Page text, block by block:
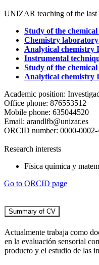
UNIZAR teaching of the last
Study of the
Chemistry laboratory
Analytical chemistry
Instrumental
Study of the
Analytical chemistry
Academic position:
Office phone: 876553512
Mobile phone: 635044520
Email: arandlfb@unizar.es
ORCID number: 0000-
Research interests
Física química y
Go to ORCID page
Actualmente trabaja como
en la evaluación sensorial
producto y el estudio de las